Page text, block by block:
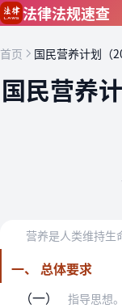
跳到主要内容
法律法规速查
首页 国民营养计划（
国民营养
一、 总体要求
（一）
指导思想。全面贯彻党的十八大和